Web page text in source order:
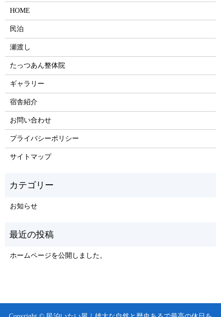
HOME
民泊
瀬渡し
たっつあん整体院
ギャラリー
宿舎紹介
お問い合わせ
プライバシーポリシー
サイトマップ
お知らせ
ホームページを公開しました。